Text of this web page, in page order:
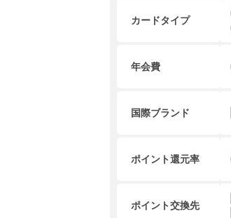
カードタイプ
年会費
国際ブランド
ポイント還元率
ポイント交換先